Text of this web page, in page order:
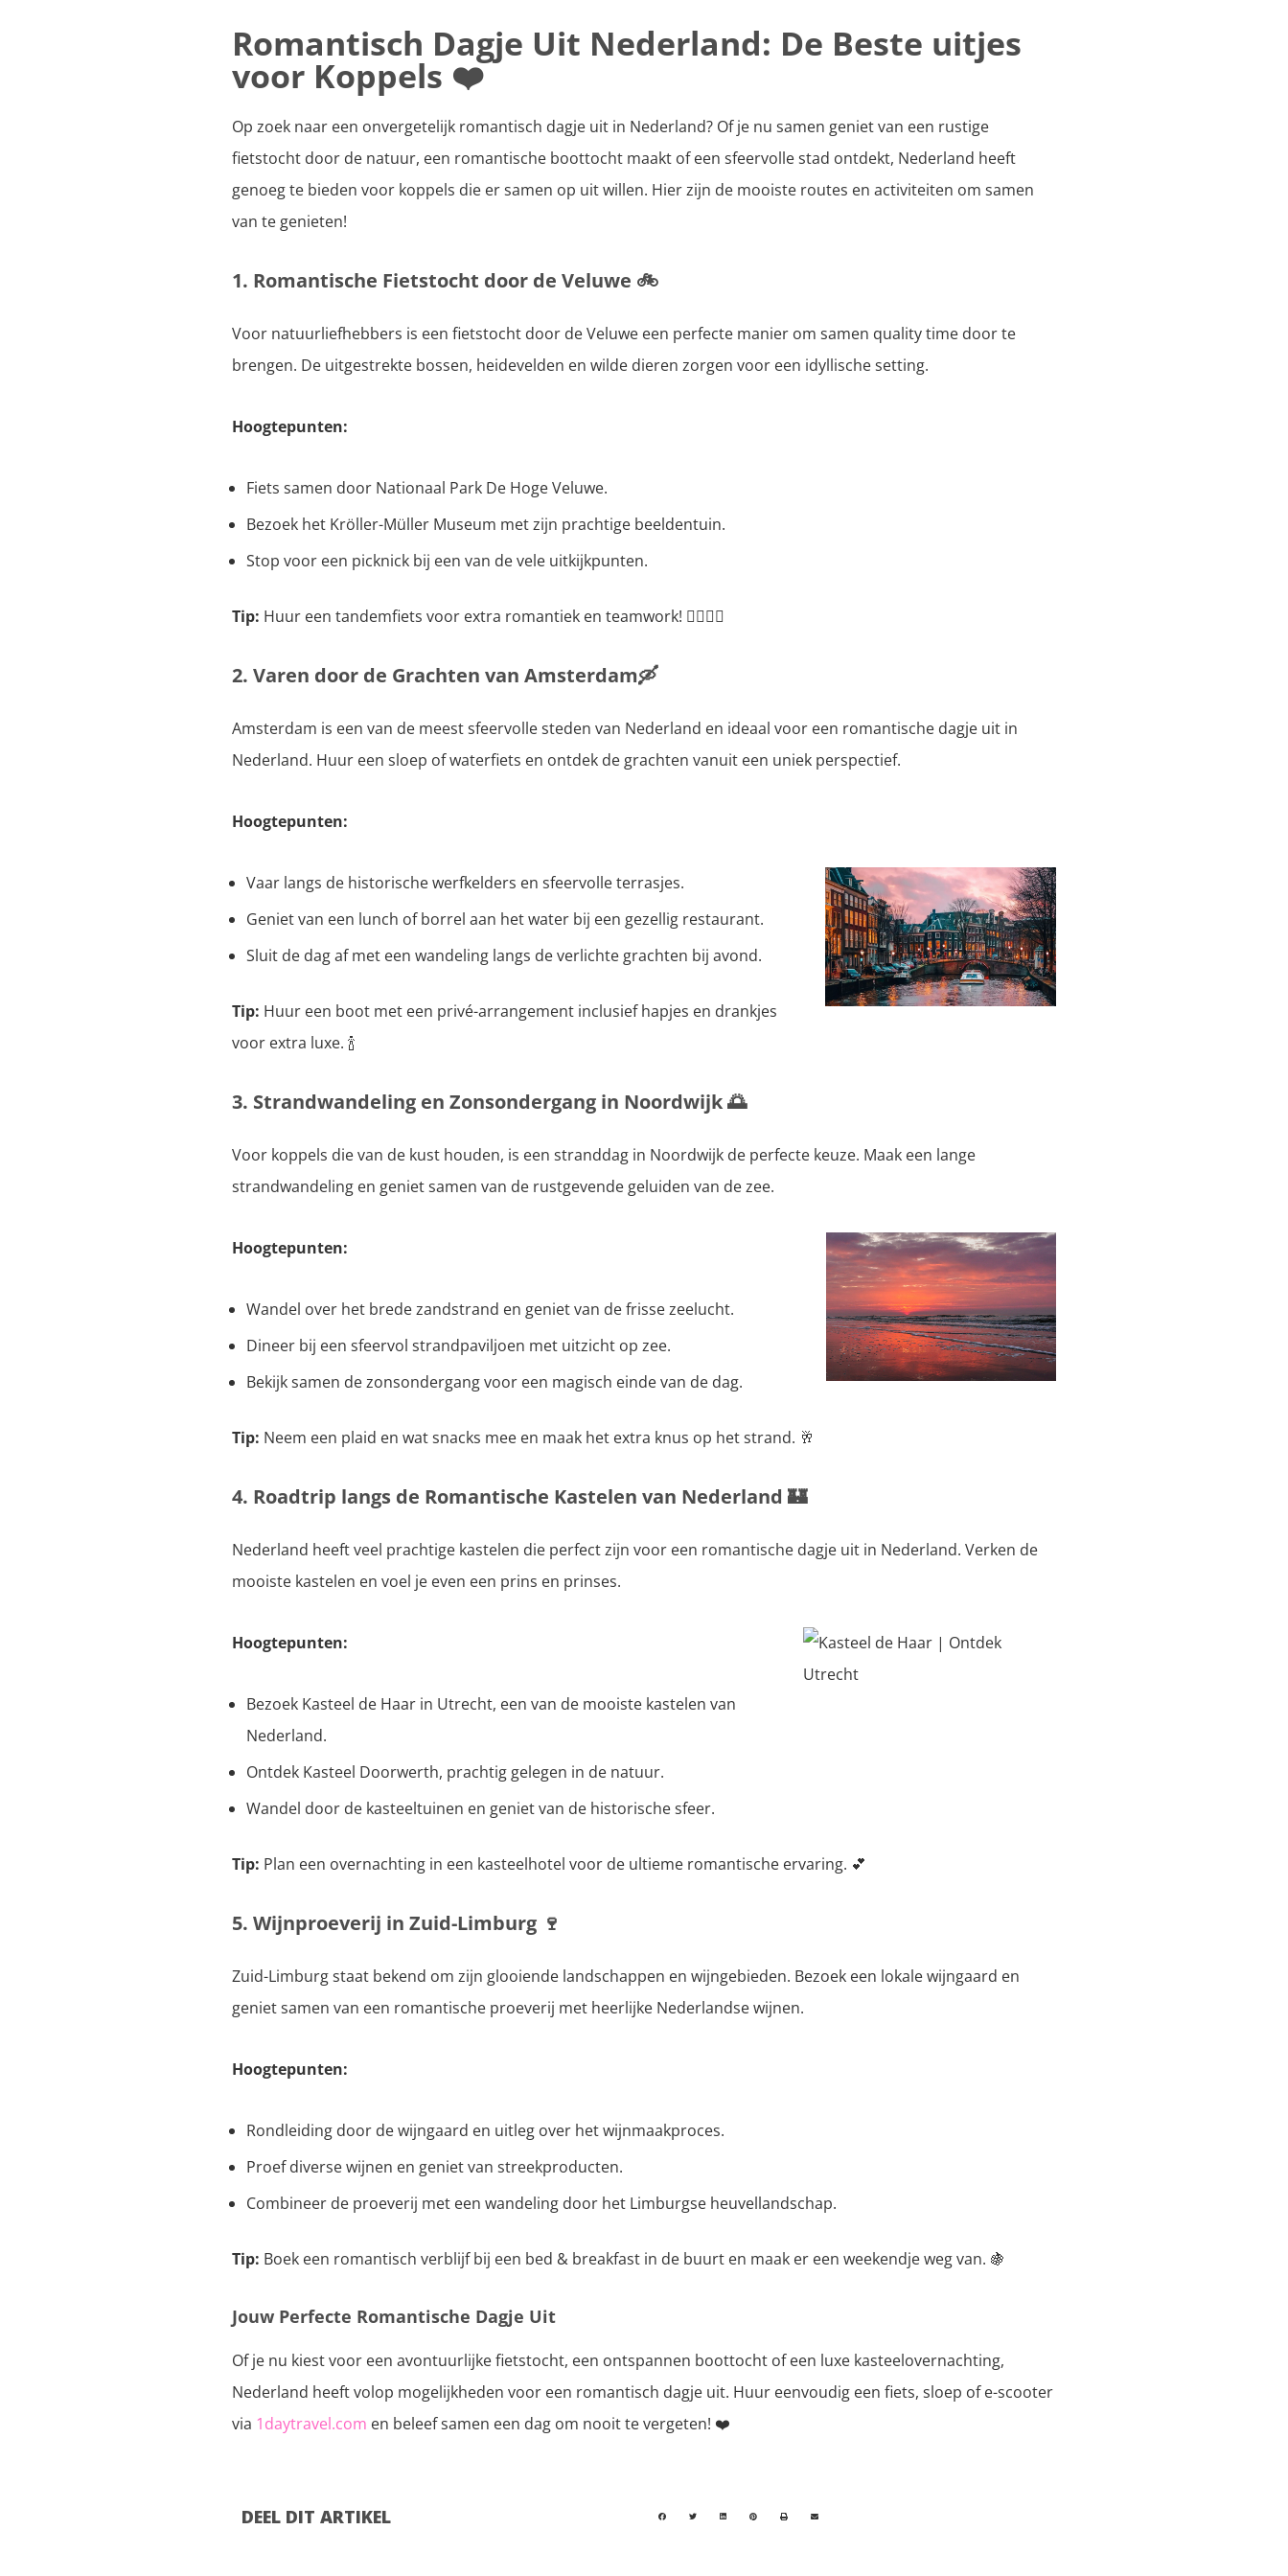
Romantisch Dagje Uit Nederland: De Beste uitjes
voor Koppels ❤️
Op zoek naar een onvergetelijk romantisch dagje uit in Nederland? Of je nu samen geniet van een rustige
fietstocht door de natuur, een romantische boottocht maakt of een sfeervolle stad ontdekt, Nederland heeft
genoeg te bieden voor koppels die er samen op uit willen. Hier zijn de mooiste routes en activiteiten om samen
van te genieten!
1. Romantische Fietstocht door de Veluwe 🚲
Voor natuurliefhebbers is een fietstocht door de Veluwe een perfecte manier om samen quality time door te
brengen. De uitgestrekte bossen, heidevelden en wilde dieren zorgen voor een idyllische setting.
Hoogtepunten:
Fiets samen door Nationaal Park De Hoge Veluwe.
Bezoek het Kröller-Müller Museum met zijn prachtige beeldentuin.
Stop voor een picknick bij een van de vele uitkijkpunten.
Tip: Huur een tandemfiets voor extra romantiek en teamwork! 🚴‍♂️🚴‍♀️
2. Varen door de Grachten van Amsterdam🛶
Amsterdam is een van de meest sfeervolle steden van Nederland en ideaal voor een romantische dagje uit in
Nederland. Huur een sloep of waterfiets en ontdek de grachten vanuit een uniek perspectief.
Hoogtepunten:
Vaar langs de historische werfkelders en sfeervolle terrasjes.
Geniet van een lunch of borrel aan het water bij een gezellig restaurant.
Sluit de dag af met een wandeling langs de verlichte grachten bij avond.
Tip: Huur een boot met een privé-arrangement inclusief hapjes en drankjes
voor extra luxe. 🍾
3. Strandwandeling en Zonsondergang in Noordwijk🌅
Voor koppels die van de kust houden, is een stranddag in Noordwijk de perfecte keuze. Maak een lange
strandwandeling en geniet samen van de rustgevende geluiden van de zee.
Hoogtepunten:
Wandel over het brede zandstrand en geniet van de frisse zeelucht.
Dineer bij een sfeervol strandpaviljoen met uitzicht op zee.
Bekijk samen de zonsondergang voor een magisch einde van de dag.
Tip: Neem een plaid en wat snacks mee en maak het extra knus op het strand. 🥂
4. Roadtrip langs de Romantische Kastelen van Nederland 🏰
Nederland heeft veel prachtige kastelen die perfect zijn voor een romantische dagje uit in Nederland. Verken de
mooiste kastelen en voel je even een prins en prinses.
Hoogtepunten:
Bezoek Kasteel de Haar in Utrecht, een van de mooiste kastelen van
Nederland.
Ontdek Kasteel Doorwerth, prachtig gelegen in de natuur.
Wandel door de kasteeltuinen en geniet van de historische sfeer.
Tip: Plan een overnachting in een kasteelhotel voor de ultieme romantische ervaring. 💕
5. Wijnproeverij in Zuid-Limburg 🍷
Zuid-Limburg staat bekend om zijn glooiende landschappen en wijngebieden. Bezoek een lokale wijngaard en
geniet samen van een romantische proeverij met heerlijke Nederlandse wijnen.
Hoogtepunten:
Rondleiding door de wijngaard en uitleg over het wijnmaakproces.
Proef diverse wijnen en geniet van streekproducten.
Combineer de proeverij met een wandeling door het Limburgse heuvellandschap.
Tip: Boek een romantisch verblijf bij een bed & breakfast in de buurt en maak er een weekendje weg van. 🍇
Jouw Perfecte Romantische Dagje Uit
Of je nu kiest voor een avontuurlijke fietstocht, een ontspannen boottocht of een luxe kasteelovernachting,
Nederland heeft volop mogelijkheden voor een romantisch dagje uit. Huur eenvoudig een fiets, sloep of e-scooter
via 1daytravel.com en beleef samen een dag om nooit te vergeten! ❤️
DEEL DIT ARTIKEL